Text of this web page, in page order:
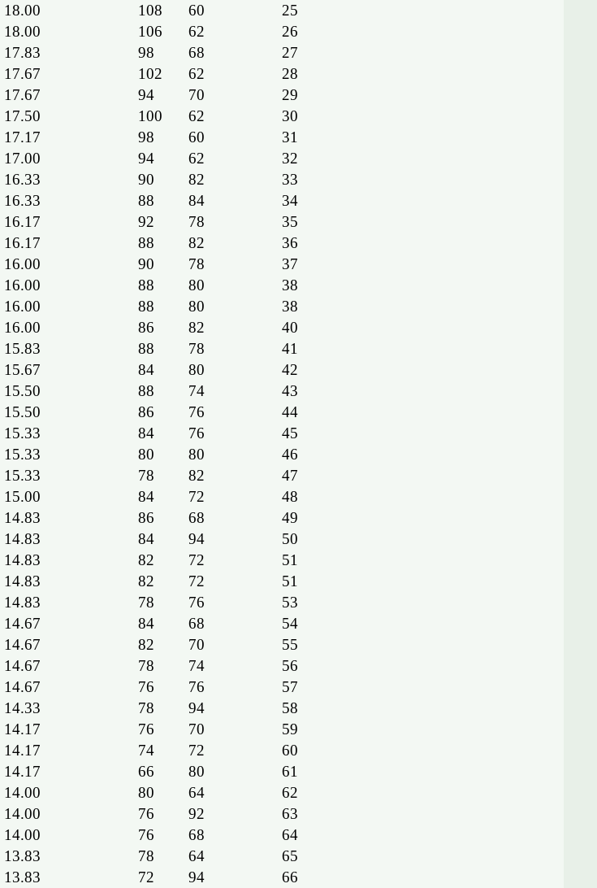
18.00 108 60
25
18.00 106 62
26
17.83 98 68
27
17.67 102 62
28
17.67 94 70
29
17.50 100 62
30
17.17 98 60
31
17.00 94 62
32
16.33 90 82
33
16.33 88 84
34
16.17 92 78
35
16.17 88 82
36
16.00 90 78
37
16.00 88 80
38
16.00 88 80
38
16.00 86 82
40
15.83 88 78
41
15.67 84 80
42
15.50 88 74
43
15.50 86 76
44
15.33 84 76
45
15.33 80 80
46
15.33 78 82
47
15.00 84 72
48
14.83 86 68
49
14.83 84 94
50
14.83 82 72
51
14.83 82 72
51
14.83 78 76
53
14.67 84 68
54
14.67 82 70
55
14.67 78 74
56
14.67 76 76
57
14.33 78 94
58
14.17 76 70
59
14.17 74 72
60
14.17 66 80
61
14.00 80 64
62
14.00 76 92
63
14.00 76 68
64
13.83 78 64
65
13.83 72 94
66